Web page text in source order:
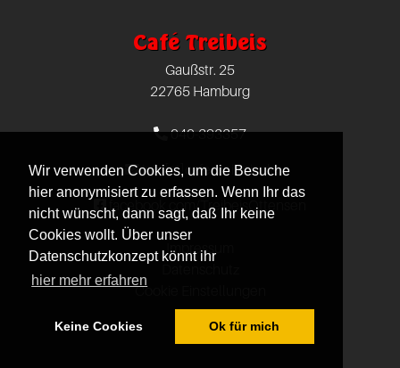
Wir verwenden Cookies, um die Besuche
hier anonymisiert zu erfassen. Wenn Ihr das
nicht wünscht, dann sagt, daß Ihr keine
Cookies wollt. Über unser
Datenschutzkonzept könnt ihr
hier mehr erfahren
Keine Cookies Ok für mich
Hamburg
Café Treibeis
Gaußstr. 25
22765 Hamburg
040-393357
info[at]cafe-treibeis.de
facebook.com/TreibeisOttensen
Impressum
Cookie Einstellungen